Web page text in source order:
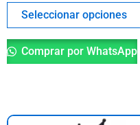
Seleccionar opciones
Comprar por WhatsApp